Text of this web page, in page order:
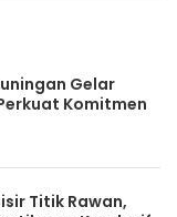
Gelar
Komitmen
Titik Rawan,